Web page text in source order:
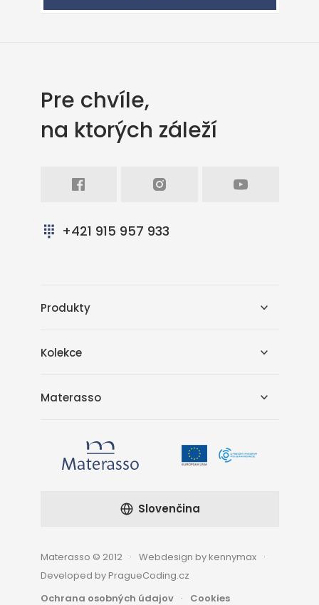
Pre chvíle,
na ktorých záleží
+421 915 957 933
Produkty
Kolekce
Materasso
Materasso © 2012
Webdesign by kennymax
Developed by PragueCoding.cz
Ochrana osobných údajov
Cookies
Slovenčina